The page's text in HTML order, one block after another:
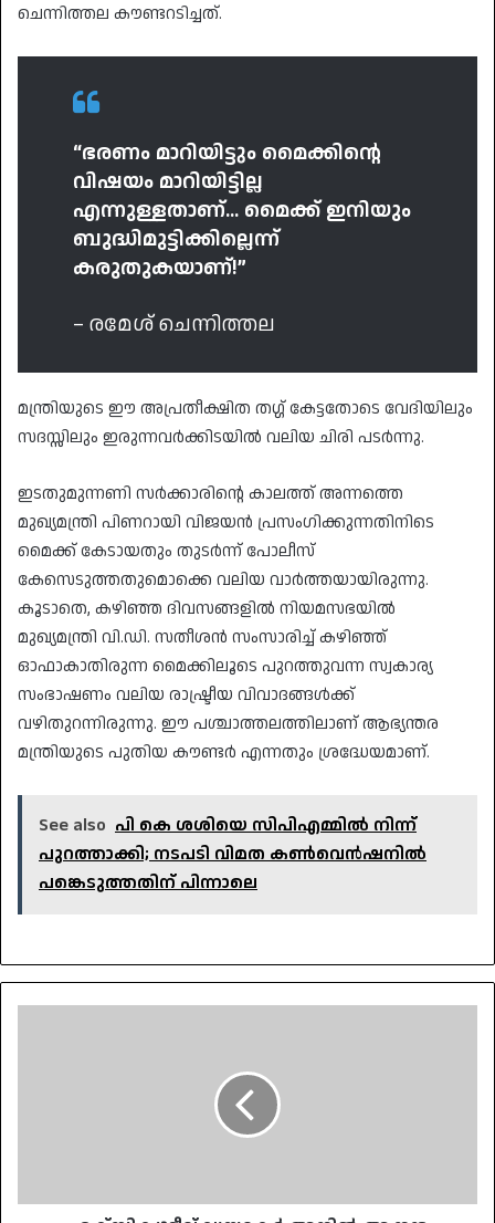
ചെന്നിത്തല കൗണ്ടറടിച്ചത്.
“ഭരണം മാറിയിട്ടും മൈക്കിന്റെ
വിഷയം മാറിയിട്ടില്ല
എന്നുള്ളതാണ്… മൈക്ക് ഇനിയും
ബുദ്ധിമുട്ടിക്കില്ലെന്ന്
കരുതുകയാണ്!”
– രമേശ് ചെന്നിത്തല
​മന്ത്രിയുടെ ഈ അപ്രതീക്ഷിത തഗ്ഗ് കേട്ടതോടെ വേദിയിലും
സദസ്സിലും ഇരുന്നവർക്കിടയിൽ വലിയ ചിരി പടർന്നു.
​ഇടതുമുന്നണി സർക്കാരിന്റെ കാലത്ത് അന്നത്തെ
മുഖ്യമന്ത്രി പിണറായി വിജയൻ പ്രസംഗിക്കുന്നതിനിടെ
മൈക്ക് കേടായതും തുടർന്ന് പോലീസ്
കേസെടുത്തതുമൊക്കെ വലിയ വാർത്തയായിരുന്നു.
കൂടാതെ, കഴിഞ്ഞ ദിവസങ്ങളിൽ നിയമസഭയിൽ
മുഖ്യമന്ത്രി വി.ഡി. സതീശൻ സംസാരിച്ച് കഴിഞ്ഞ്
ഓഫാകാതിരുന്ന മൈക്കിലൂടെ പുറത്തുവന്ന സ്വകാര്യ
സംഭാഷണം വലിയ രാഷ്ട്രീയ വിവാദങ്ങൾക്ക്
വഴിതുറന്നിരുന്നു. ഈ പശ്ചാത്തലത്തിലാണ് ആഭ്യന്തര
മന്ത്രിയുടെ പുതിയ കൗണ്ടർ എന്നതും ശ്രദ്ധേയമാണ്.
See also പി കെ ശശിയെ സിപിഎമ്മിൽ നിന്ന്
പുറത്താക്കി; നടപടി വിമത കൺവെൻഷനിൽ
പങ്കെടുത്തതിന് പിന്നാലെ
ചെയ്യുന്നു